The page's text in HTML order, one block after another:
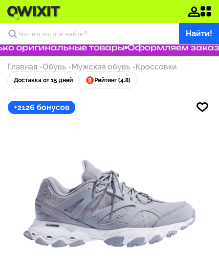
Найти!
оригинальные товары Оформляем заказ
Главная -Обувь -Мужская обувь -Кроссовки
Доставка от 15 дней Рейтинг (4.8)
+2126 бонусов